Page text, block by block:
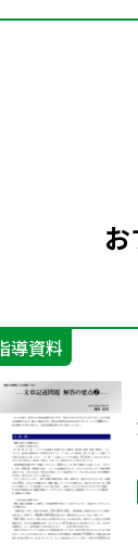
導資料